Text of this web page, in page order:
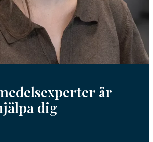
är
dig